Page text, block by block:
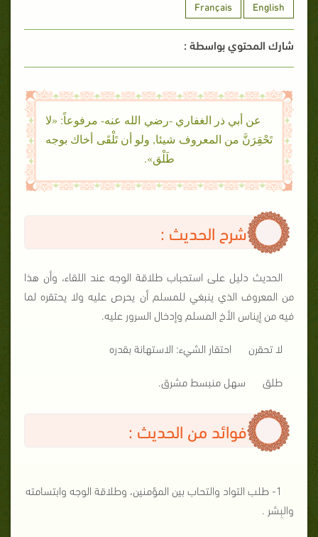
English
Français
شارك المحتوي بواسطة :
عن أبي ذر الغفاري -رضي الله عنه- مرفوعاً: «لا
تَحْقِرَنَّ من المعروف شيئا, ولو أن تَلْقَى أخاك بوجه
طَلْق».
شرح الحديث :
الحديث دليل على استحباب طلاقة الوجه عند اللقاء، وأن هذا
من المعروف الذي ينبغي للمسلم أن يحرص عليه ولا يحتقره لما
فيه من إيناس الأخ المسلم وإدخال السرور عليه.
لا تحقرن احتقار الشيء: الاستهانة بقدره
طلق سهل منبسط مشرق.
فوائد من الحديث :
1- طلب التواد والتحاب بين المؤمنين، وطلاقة الوجه وابتسامته
والبِشر .